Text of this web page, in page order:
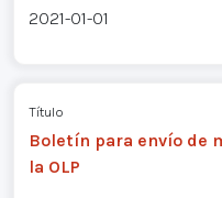
2021-01-01
Título
Boletín para envío de
la OLP